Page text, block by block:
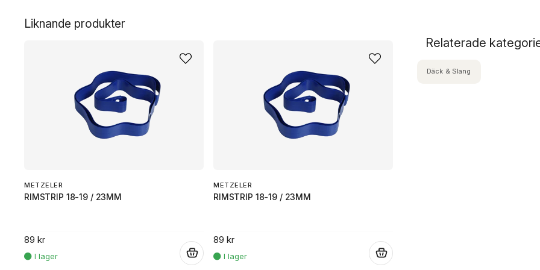
Liknande produkter
METZELER
RIMSTRIP 18-19 / 23MM
89 kr
METZELER
RIMSTRIP 18-19 / 23MM
89 kr
Relaterade
Däck & Slang